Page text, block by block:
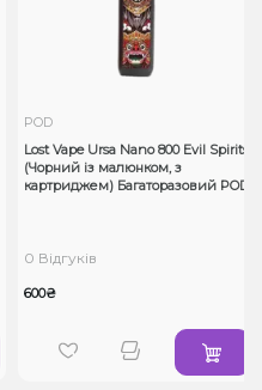
POD
Lost Vape Ursa Nano 800 Evil Spirits
(Чорний із малюнком, з
картриджем) Багаторазовий POD
0 Відгуків
600₴